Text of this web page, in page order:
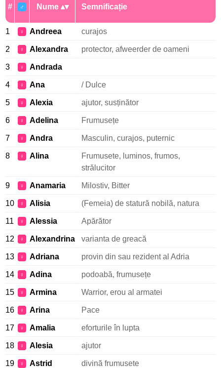
# ♂ Nume Semnificație
1 ♀ Andreea curajos
2 ♀ Alexandra protector, afweerder de oameni
3 ♀ Andrada
4 ♀ Ana / Dulce
5 ♀ Alexia ajutor, susținător
6 ♀ Adelina Frumusețe
7 ♀ Andra Masculin, curajos, puternic
8 ♀ Alina
Frumusete, luminos, frumos,
strălucitor
9 ♀ Anamaria Milostiv, Bitter
10 ♀ Alisia (Femeia) de statură nobilă, natura
11 ♀ Alessia Apărător
12 ♀ Alexandrina varianta de greacă
13 ♀ Adriana provin din sau rezident al Adria
14 ♀ Adina podoabă, frumusețe
15 ♀ Armina Warrior, erou al armatei
16 ♀ Arina Pace
17 ♀ Amalia eforturile în lupta
18 ♀ Alesia ajutor
19 ♀ Astrid divină frumusete